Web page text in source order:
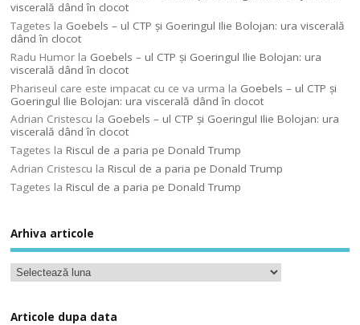
viscerală dând în clocot
Tagetes la Goebels – ul CTP şi Goeringul Ilie Bolojan: ura viscerală
dând în clocot
Radu Humor la Goebels – ul CTP şi Goeringul Ilie Bolojan: ura
viscerală dând în clocot
Phariseul care este impacat cu ce va urma la Goebels – ul CTP şi
Goeringul Ilie Bolojan: ura viscerală dând în clocot
Adrian Cristescu la Goebels – ul CTP şi Goeringul Ilie Bolojan: ura
viscerală dând în clocot
Tagetes laRiscul de a paria pe Donald Trump
Adrian Cristescu laRiscul de a paria pe Donald Trump
Tagetes laRiscul de a paria pe Donald Trump
Arhiva articole
Articole dupa data